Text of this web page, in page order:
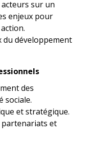
sur un
enjeux pour
du développement
des
sociale.
et stratégique.
et